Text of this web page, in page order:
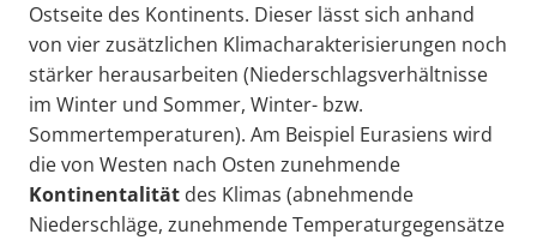
Ostseite des Kontinents. Dieser lässt sich anhand
von vier zusätzlichen Klimacharakterisierungen noch
stärker herausarbeiten (Niederschlagsverhältnisse
im Winter und Sommer, Winter- bzw.
Sommertemperaturen). Am Beispiel Eurasiens wird
die von Westen nach Osten zunehmende
Kontinentalität des Klimas (abnehmende
Niederschläge, zunehmende Temperaturgegensätze